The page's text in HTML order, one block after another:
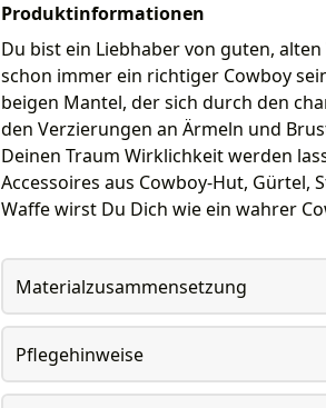
Produktinformationen
Du bist ein Liebhaber von guten,
schon immer ein richtiger Cowboy
beigen Mantel, der sich durch den
den Verzierungen an Ärmeln und
Deinen Traum Wirklichkeit werden
Accessoires aus Cowboy-Hut, Gürtel,
Waffe wirst Du Dich wie ein wahrer
Materialzusammensetzung
Pflegehinweise